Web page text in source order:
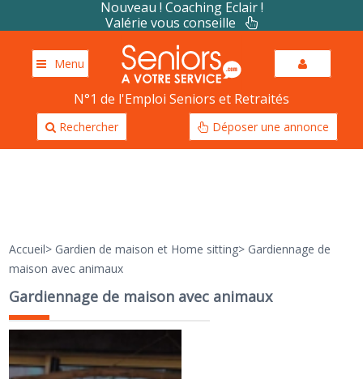
Nouveau ! Coaching Eclair !
Valérie vous conseille
Menu
N°1 de l'Emploi Seniors et Retraités
Rechercher Déposer une annonce
Accueil> Gardien de maison et Home sitting> Gardiennage de
maison avec animaux
Gardiennage de maison avec animaux